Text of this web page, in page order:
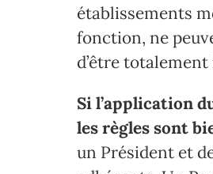
établissements
fonction, ne
d’être
Si l’application
les règles sont
un Président et